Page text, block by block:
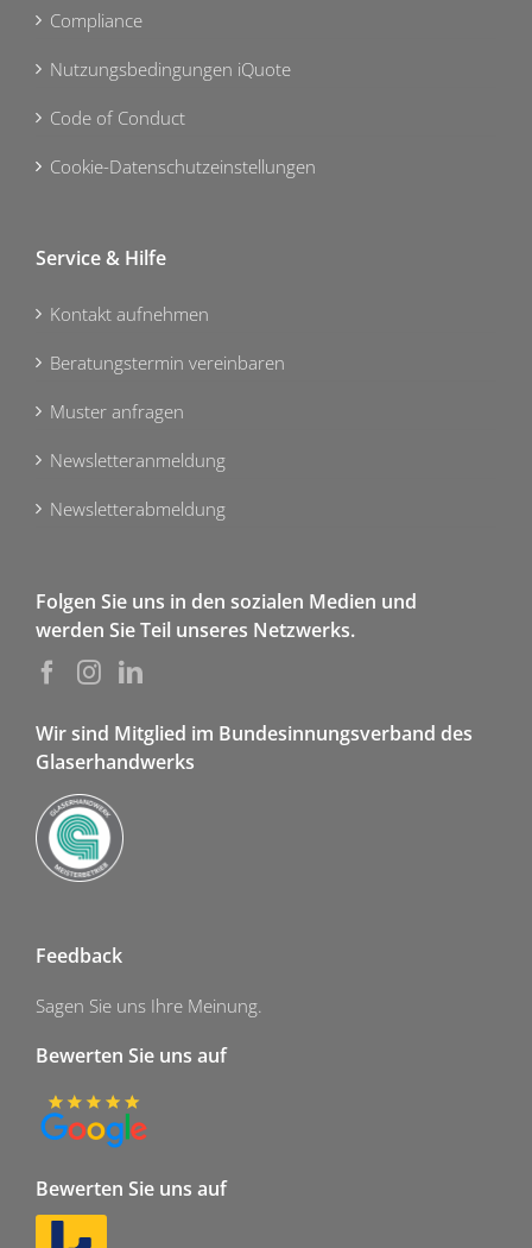
Compliance
Nutzungsbedingungen iQuote
Code of Conduct
Cookie-Datenschutzeinstellungen
Service & Hilfe
Kontakt aufnehmen
Beratungstermin vereinbaren
Muster anfragen
Newsletteranmeldung
Newsletterabmeldung
Folgen Sie uns in den sozialen Medien und
werden Sie Teil unseres Netzwerks.
Wir sind Mitglied im Bundesinnungsverband des
Glaserhandwerks
Feedback
Sagen Sie uns Ihre Meinung.
Bewerten Sie uns auf
Bewerten Sie uns auf